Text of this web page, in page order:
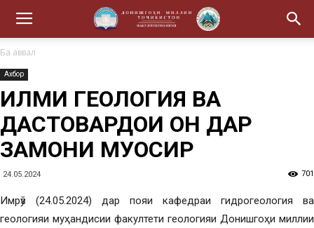
Ба аввал
Ахбор
ИЛМИ ГЕОЛОГИЯ ВА
ДАСТОВАРДҲОИ ОН ДАР
ЗАМОНИ МУОСИР
24.05.2024 701
Имрӯз (24.05.2024) дар пояи кафедраи гидрогеология ва
геологияи муҳандисии факултети геологияи Донишгоҳи миллии